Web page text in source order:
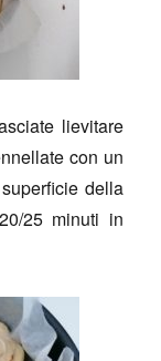
lievitare
con un
della
25 minuti in